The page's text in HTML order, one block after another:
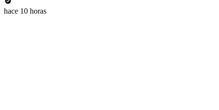
hace 10 horas